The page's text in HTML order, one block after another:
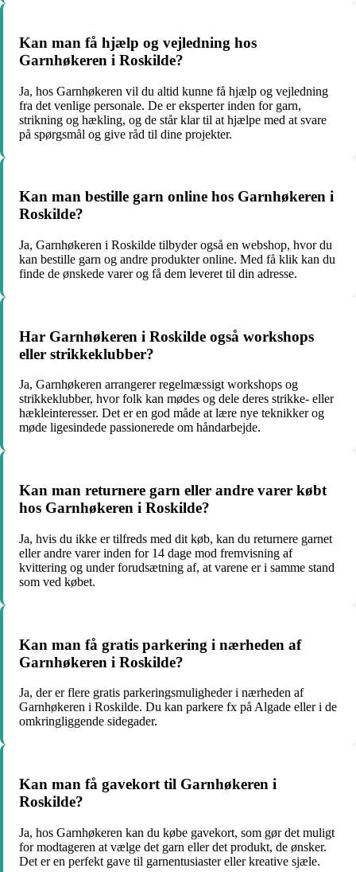
Kan man få hjælp og vejledning hos
Garnhøkeren i Roskilde?
Ja, hos Garnhøkeren vil du altid kunne få hjælp og vejledning
fra det venlige personale. De er eksperter inden for garn,
strikning og hækling, og de står klar til at hjælpe med at svare
på spørgsmål og give råd til dine projekter.
Kan man bestille garn online hos Garnhøkeren i
Roskilde?
Ja, Garnhøkeren i Roskilde tilbyder også en webshop, hvor du
kan bestille garn og andre produkter online. Med få klik kan du
finde de ønskede varer og få dem leveret til din adresse.
Har Garnhøkeren i Roskilde også workshops
eller strikkeklubber?
Ja, Garnhøkeren arrangerer regelmæssigt workshops og
strikkeklubber, hvor folk kan mødes og dele deres strikke- eller
hækleinteresser. Det er en god måde at lære nye teknikker og
møde ligesindede passionerede om håndarbejde.
Kan man returnere garn eller andre varer købt
hos Garnhøkeren i Roskilde?
Ja, hvis du ikke er tilfreds med dit køb, kan du returnere garnet
eller andre varer inden for 14 dage mod fremvisning af
kvittering og under forudsætning af, at varene er i samme stand
som ved købet.
Kan man få gratis parkering i nærheden af
Garnhøkeren i Roskilde?
Ja, der er flere gratis parkeringsmuligheder i nærheden af
Garnhøkeren i Roskilde. Du kan parkere fx på Algade eller i de
omkringliggende sidegader.
Kan man få gavekort til Garnhøkeren i
Roskilde?
Ja, hos Garnhøkeren kan du købe gavekort, som gør det muligt
for modtageren at vælge det garn eller det produkt, de ønsker.
Det er en perfekt gave til garnentusiaster eller kreative sjæle.